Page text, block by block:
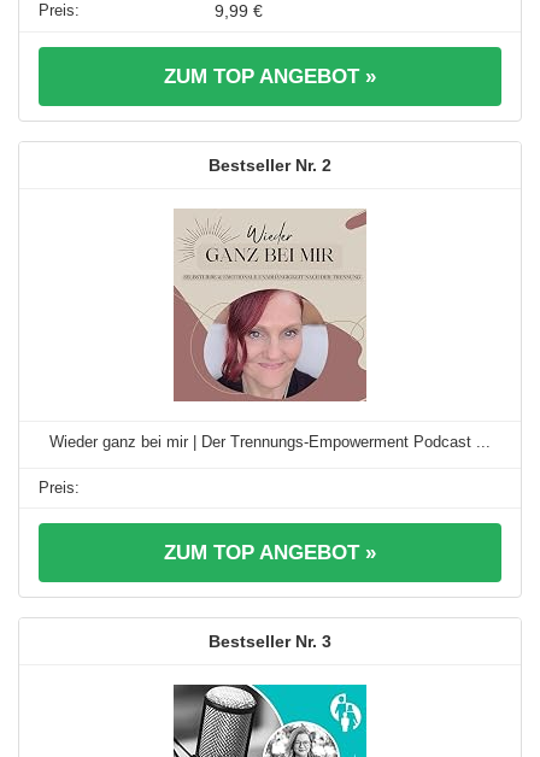
9,99 €
ZUM TOP ANGEBOT »
2
Wieder ganz bei mir | Der Trennungs-Empowerment Podcast ...
ZUM TOP ANGEBOT »
3